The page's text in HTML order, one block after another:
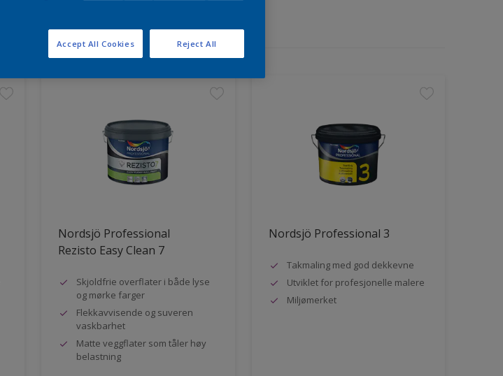
Nordsjö Professional
Rezisto Easy Clean 7
Skjoldfrie overflater i både lyse
og mørke farger
Flekkavvisende og suveren
vaskbarhet
Matte veggflater som tåler høy
belastning
Nordsjö Professional 3
Takmaling med god dekkevne
Utviklet for profesjonelle malere
Miljømerket
Reject All
Accept All Cookies